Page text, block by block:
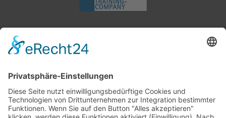
Corporate information
Data privacy notice
Terms and conditions
Cookie-Settings